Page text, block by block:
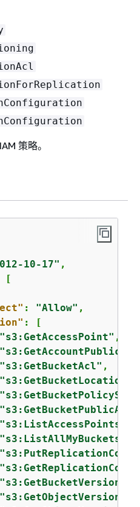
策略。
10-17" ,
[
: "Allow" ,
: [
"s3:GetAccessPoint" ,
"s3:GetBucketAcl" ,
"s3:GetBucketLocation"
"s3:ListAccessPoints"
"s3:ListAllMyBuckets"